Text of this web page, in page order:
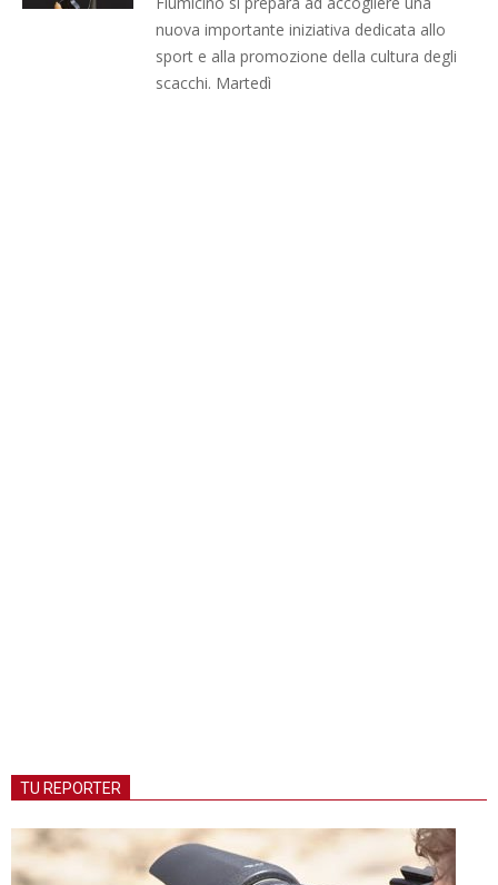
nuova importante iniziativa dedicata allo
sport e alla promozione della cultura degli
scacchi. Martedì
TU REPORTER